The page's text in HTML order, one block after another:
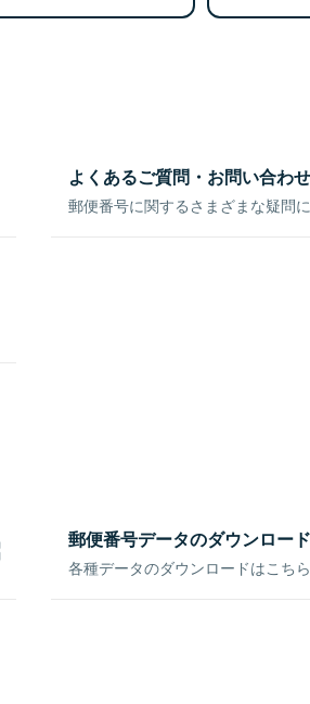
よくあるご質問・お問い合わせ
郵便番号に関するさまざまな疑問
郵便番号データのダウンロード
各種データのダウンロードはこち